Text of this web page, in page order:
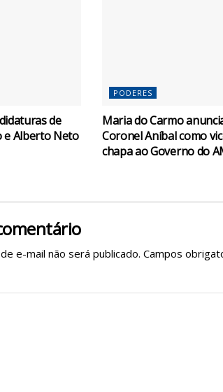
de
e Alberto Neto
PODERES
Maria do Carmo
Coronel Aníbal como
chapa ao Governo do
e-mail não será publicado. Campos